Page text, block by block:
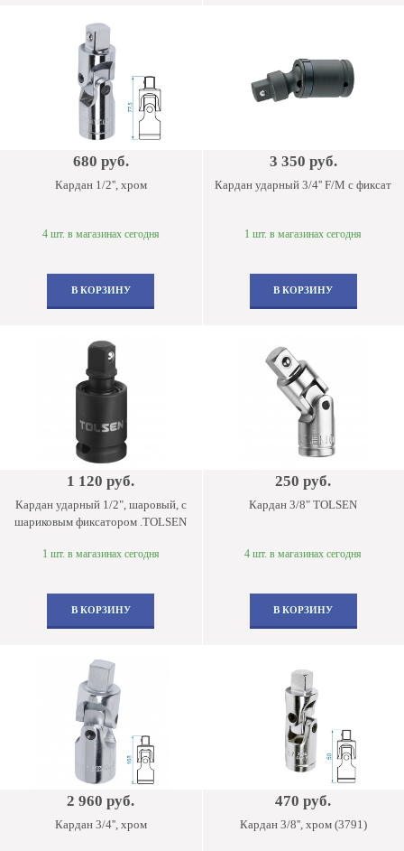
680 руб.
Кардан 1/2'', хром
4 шт. в магазинах сегодня
В КОРЗИНУ
3 350 руб.
Кардан ударный 3/4'' F/M с фиксат
1 шт. в магазинах сегодня
В КОРЗИНУ
1 120 руб.
Кардан ударный 1/2", шаровый, с
шариковым фиксатором .TOLSEN
1 шт. в магазинах сегодня
В КОРЗИНУ
250 руб.
Кардан 3/8" TOLSEN
4 шт. в магазинах сегодня
В КОРЗИНУ
2 960 руб.
Кардан 3/4'', хром
470 руб.
Кардан 3/8'', хром (3791)